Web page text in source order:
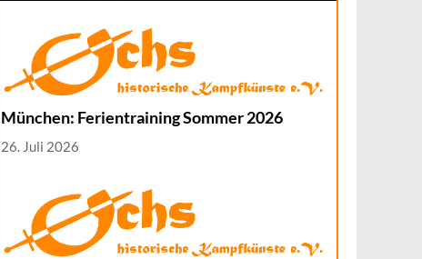
München: Ferientraining Sommer 2026
26. Juli 2026